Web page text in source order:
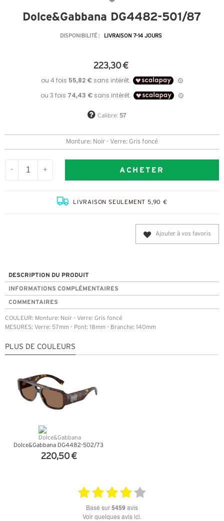
Dolce&Gabbana DG4482-501/87
DISPONIBILITÉ : LIVRAISON 7-14 JOURS
223,30 €
Calibre: 57
Monture: Noir - Verre: Gris foncé
- + ACHETER
LIVRAISON SEULEMENT 5,90 €
Ajouter à vos favoris
DESCRIPTION DU PRODUIT
INFORMATIONS COMPLÉMENTAIRES
COMMENTAIRES
COULEUR: Monture: Noir - Verre: Gris foncé
MESURES: Verre: 57mm - Pont: 18mm - Branche: 140mm
PLUS DE COULEURS
Dolce&Gabbana DG4482-502/73
220,50 €
basé sur5459 avis
Voir quelques avis ici.